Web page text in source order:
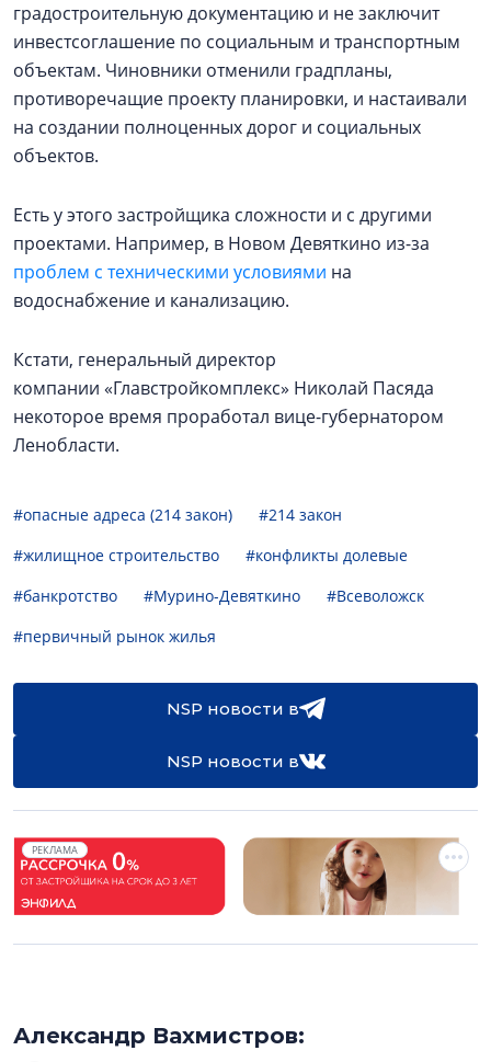
градостроительную документацию и не заключит
инвестсоглашение по социальным и транспортным
объектам. Чиновники отменили градпланы,
противоречащие проекту планировки, и настаивали
на создании полноценных дорог и социальных
объектов.
Есть у этого застройщика сложности и с другими
проектами. Например, в Новом Девяткино из-за
проблем с техническими условиями на
водоснабжение и канализацию.
Кстати, генеральный директор
компании «Главстройкомплекс» Николай Пасяда
некоторое время проработал вице-губернатором
Ленобласти.
#опасные адреса (214 закон)
#214 закон
#жилищное строительство
#конфликты долевые
#банкротство
#Мурино-Девяткино
#Всеволожск
#первичный рынок жилья
NSP новости в
NSP новости в
РЕКЛАМА
Александр Вахмистров: